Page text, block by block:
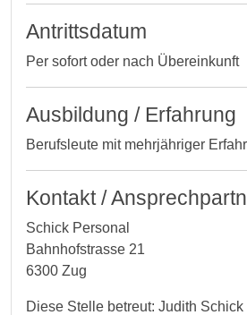
Antrittsdatum
Per sofort oder nach Übereinkunft
Ausbildung / Erfahrung
Berufsleute mit mehrjähriger
Kontakt /
Schick Personal
Bahnhofstrasse 21
6300 Zug
Diese Stelle betreut: Judith Schick